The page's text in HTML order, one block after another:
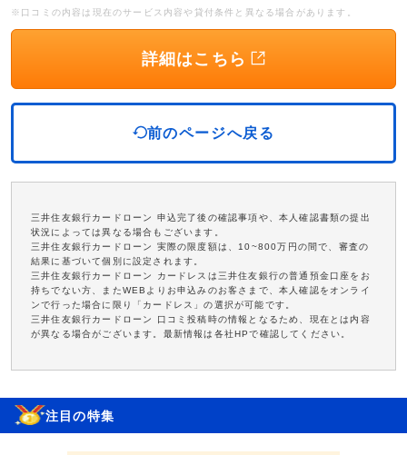
※口コミの内容は現在のサービス内容や貸付条件と異なる場合があります。
詳細はこちら
前のページへ戻る
三井住友銀行カードローン 申込完了後の確認事項や、本人確認書類の提出
状況によっては異なる場合もございます。
三井住友銀行カードローン 実際の限度額は、10~800万円の間で、審査の
結果に基づいて個別に設定されます。
三井住友銀行カードローン カードレスは三井住友銀行の普通預金口座をお
持ちでない方、またWEBよりお申込みのお客さまで、本人確認をオンライ
ンで行った場合に限り「カードレス」の選択が可能です。
三井住友銀行カードローン 口コミ投稿時の情報となるため、現在とは内容
が異なる場合がございます。最新情報は各社HPで確認してください。
注目の特集